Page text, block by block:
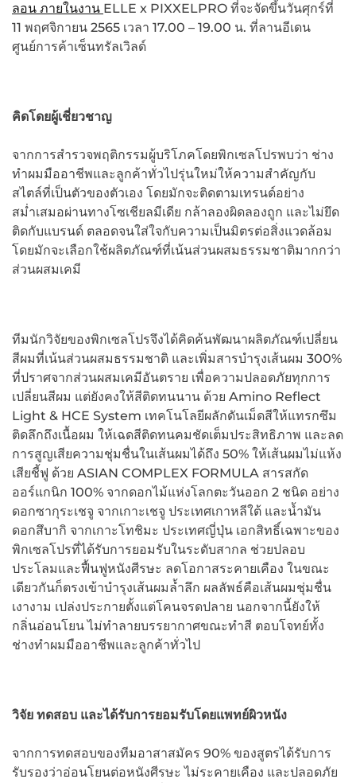
ลอน ภายในงาน ELLE x PIXXELPRO ที่จะจัดขึ้นวันศุกร์ที่
11 พฤศจิกายน 2565 เวลา 17.00 – 19.00 น. ที่ลานอีเดน
ศูนย์การค้าเซ็นทรัลเวิลด์
คิดโดยผู้เชี่ยวชาญ
จากการสำรวจพฤติกรรมผู้บริโภคโดยพิกเซลโปรพบว่า ช่าง
ทำผมมืออาชีพและลูกค้าทั่วไปรุ่นใหม่ให้ความสำคัญกับ
สไตล์ที่เป็นตัวของตัวเอง โดยมักจะติดตามเทรนด์อย่าง
สม่ำเสมอผ่านทางโซเชียลมีเดีย กล้าลองผิดลองถูก และไม่ยึด
ติดกับแบรนด์ ตลอดจนใส่ใจกับความเป็นมิตรต่อสิ่งแวดล้อม
โดยมักจะเลือกใช้ผลิตภัณฑ์ที่เน้นส่วนผสมธรรมชาติมากกว่า
ส่วนผสมเคมี
ทีมนักวิจัยของพิกเซลโปรจึงได้คิดค้นพัฒนาผลิตภัณฑ์เปลี่ยน
สีผมที่เน้นส่วนผสมธรรมชาติ และเพิ่มสารบำรุงเส้นผม 300%
ที่ปราศจากส่วนผสมเคมีอันตราย เพื่อความปลอดภัยทุกการ
เปลี่ยนสีผม แต่ยังคงให้สีติดทนนาน ด้วย Amino Reflect
Light & HCE System เทคโนโลยีผลักดันเม็ดสีให้แทรกซึม
ติดลึกถึงเนื้อผม ให้เฉดสีติดทนคมชัดเต็มประสิทธิภาพ และลด
การสูญเสียความชุ่มชื่นในเส้นผมได้ถึง 50% ให้เส้นผมไม่แห้ง
เสียชี้ฟู ด้วย ASIAN COMPLEX FORMULA สารสกัด
ออร์แกนิก 100% จากดอกไม้แห่งโลกตะวันออก 2 ชนิด อย่าง
ดอกซากุระเชจู จากเกาะเชจู ประเทศเกาหลีใต้ และน้ำมัน
ดอกสึบากิ จากเกาะโทชิมะ ประเทศญี่ปุ่น เอกสิทธิ์เฉพาะของ
พิกเซลโปรที่ได้รับการยอมรับในระดับสากล ช่วยปลอบ
ประโลมและฟื้นฟูหนังศีรษะ ลดโอกาสระคายเคือง ในขณะ
เดียวกันก็ตรงเข้าบำรุงเส้นผมล้ำลึก ผลลัพธ์คือเส้นผมชุ่มชื่น
เงางาม เปล่งประกายตั้งแต่โคนจรดปลาย นอกจากนี้ยังให้
กลิ่นอ่อนโยน ไม่ทำลายบรรยากาศขณะทำสี ตอบโจทย์ทั้ง
ช่างทำผมมืออาชีพและลูกค้าทั่วไป
วิจัย ทดสอบ และได้รับการยอมรับโดยแพทย์ผิวหนัง
จากการทดสอบของทีมอาสาสมัคร 90% ของสูตรได้รับการ
รับรองว่าอ่อนโยนต่อหนังศีรษะ ไม่ระคายเคือง และปลอดภัย